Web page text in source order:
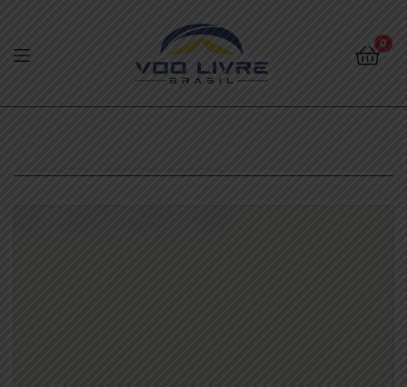
Voo
0
Livre
Brasil